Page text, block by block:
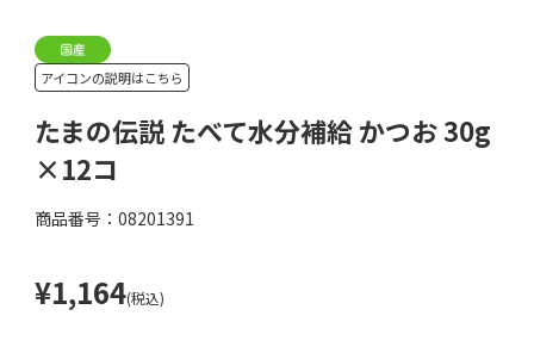
アイコンの説明はこちら
たまの伝説 たべて水分補給 かつお 30g
×12コ
商品番号：08201391
¥1,164(税込)